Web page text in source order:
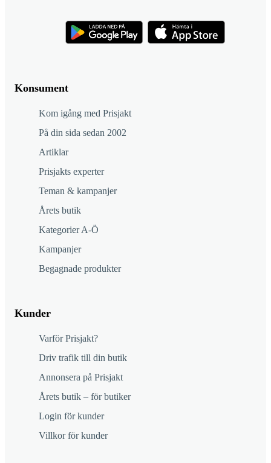
Konsument
Kom igång med Prisjakt
På din sida sedan 2002
Artiklar
Prisjakts experter
Teman & kampanjer
Årets butik
Kategorier A-Ö
Kampanjer
Begagnade produkter
Kunder
Varför Prisjakt?
Driv trafik till din butik
Annonsera på Prisjakt
Årets butik – för butiker
Login för kunder
Villkor för kunder